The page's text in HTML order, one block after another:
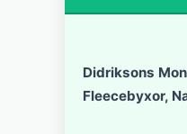
Didriksons
Fleecebyxor,